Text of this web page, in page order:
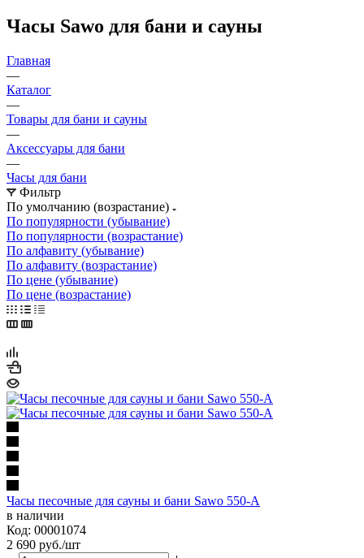
Часы Sawo для бани и сауны
Главная
—
Каталог
—
Товары для бани и сауны
—
Аксессуары для бани
—
Часы для бани
Фильтр
По умолчанию (возрастание)
По популярности (убывание)
По популярности (возрастание)
По алфавиту (убывание)
По алфавиту (возрастание)
По цене (убывание)
По цене (возрастание)
Часы песочные для сауны и бани Sawo 550-A
в наличии
Код: 00001074
2 690 руб./шт